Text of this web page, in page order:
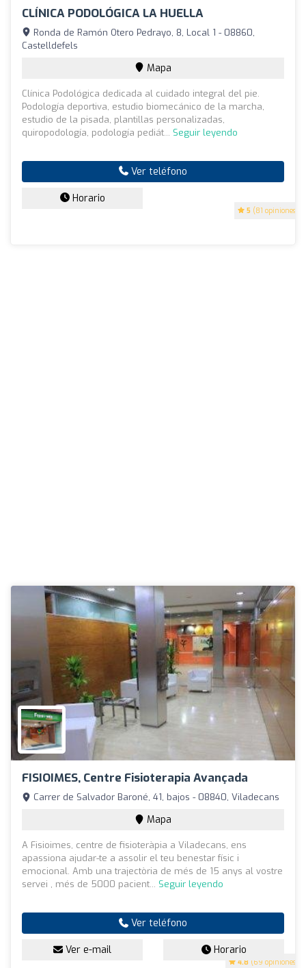
CLÍNICA PODOLÓGICA LA HUELLA
5 (81 opiniones)
Ronda de Ramón Otero Pedrayo, 8, Local 1 - 08860,
Castelldefels
Mapa
Clínica Podológica dedicada al cuidado integral del pie.
Podología deportiva, estudio biomecánico de la marcha,
estudio de la pisada, plantillas personalizadas,
quiropodología, podología pediát... Seguir leyendo
Ver teléfono
Horario
FISIOIMES, Centre Fisioterapia Avançada
4.8 (69 opiniones)
Carrer de Salvador Baroné, 41, bajos - 08840, Viladecans
Mapa
A Fisioimes, centre de fisioteràpia a Viladecans, ens
apassiona ajudar-te a assolir el teu benestar físic i
emocional. Amb una trajectòria de més de 15 anys al vostre
servei , més de 5000 pacient... Seguir leyendo
Ver teléfono
Ver e-mail Horario